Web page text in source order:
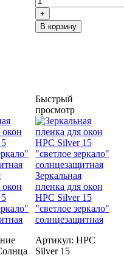
+
В корзину
окон
Быстрый
просмотр
Зеркальная
пленка для окон
HPC Silver 15
"светлое зеркало"
солнцезащитная
Артикул: HPC
Silver 15